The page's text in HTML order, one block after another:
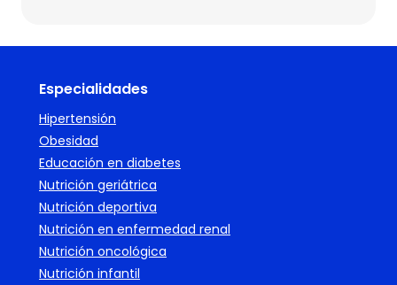
Especialidades
Hipertensión
Obesidad
Educación en diabetes
Nutrición geriátrica
Nutrición deportiva
Nutrición en enfermedad renal
Nutrición oncológica
Nutrición infantil